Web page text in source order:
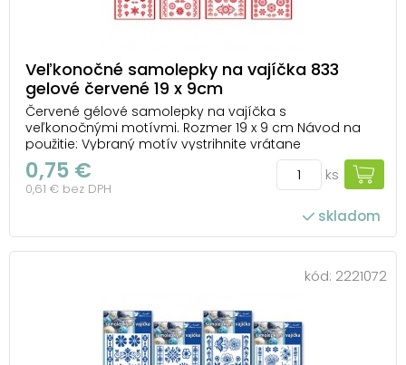
Veľkonočné samolepky na vajíčka 833
gelové červené 19 x 9cm
Červené gélové samolepky na vajíčka s
veľkonočnými motívmi. Rozmer 19 x 9 cm Návod na
použitie: Vybraný motív vystrihnite vrátane
podkladového papiera a krycej fólie. Odstráňte
podkladový papier a zvoľte miesto pre obrázok.
Použite čisté, odmastené a suché vajce. Pomocou
0,75 €
0,61 € bez DPH
ks
skladom
kód: 2221072